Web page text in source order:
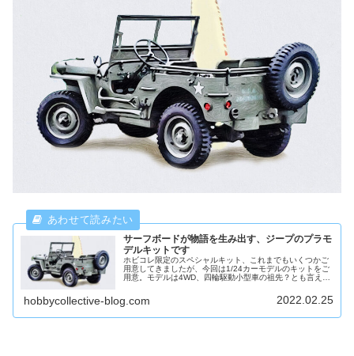
サーフボードが物語を生み出す、ジープのプラモ
デルキットです
ホビコレ限定のスペシャルキット、これまでもいくつかご
用意してきましたが、今回は1/24カーモデルのキットをご
用意。モデルは4WD、四輪駆動小型車の祖先？とも言える
hobbycollective-blog.com 2022.02.25